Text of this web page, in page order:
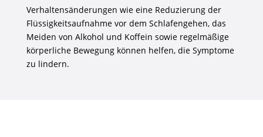
Verhaltensänderungen wie eine Reduzierung der
Flüssigkeitsaufnahme vor dem Schlafengehen, das
Meiden von Alkohol und Koffein sowie regelmäßige
körperliche Bewegung können helfen, die Symptome
zu lindern.